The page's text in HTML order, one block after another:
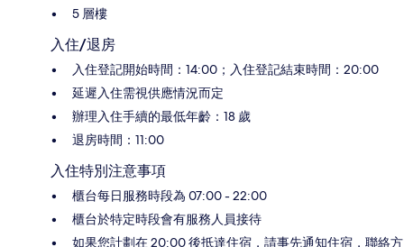
5 層樓
入住/退房
入住登記開始時間：14:00；入住登記結束時間：20:00
延遲入住需視供應情況而定
辦理入住手續的最低年齡：18 歲
退房時間：11:00
入住特別注意事項
櫃台每日服務時段為 07:00 - 22:00
櫃台於特定時段會有服務人員接待
如果您計劃在 20:00 後抵達住宿，請事先通知住宿，聯絡方